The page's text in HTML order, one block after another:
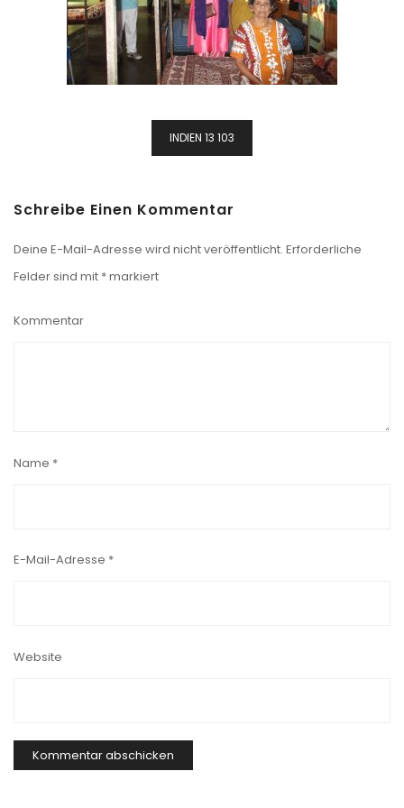
BeitragsnavigationINDIEN 13 103
Schreibe Einen Kommentar
Deine E-Mail-Adresse wird nicht veröffentlicht. Erforderliche
Felder sind mit *markiert
Kommentar
Name *
E-Mail-Adresse *
Website